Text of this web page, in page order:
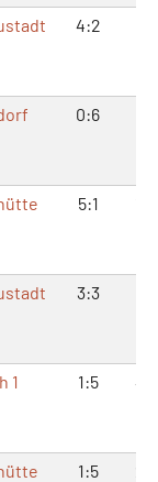
4:2
0:6
5:1
3:3
1 1:5
1:5